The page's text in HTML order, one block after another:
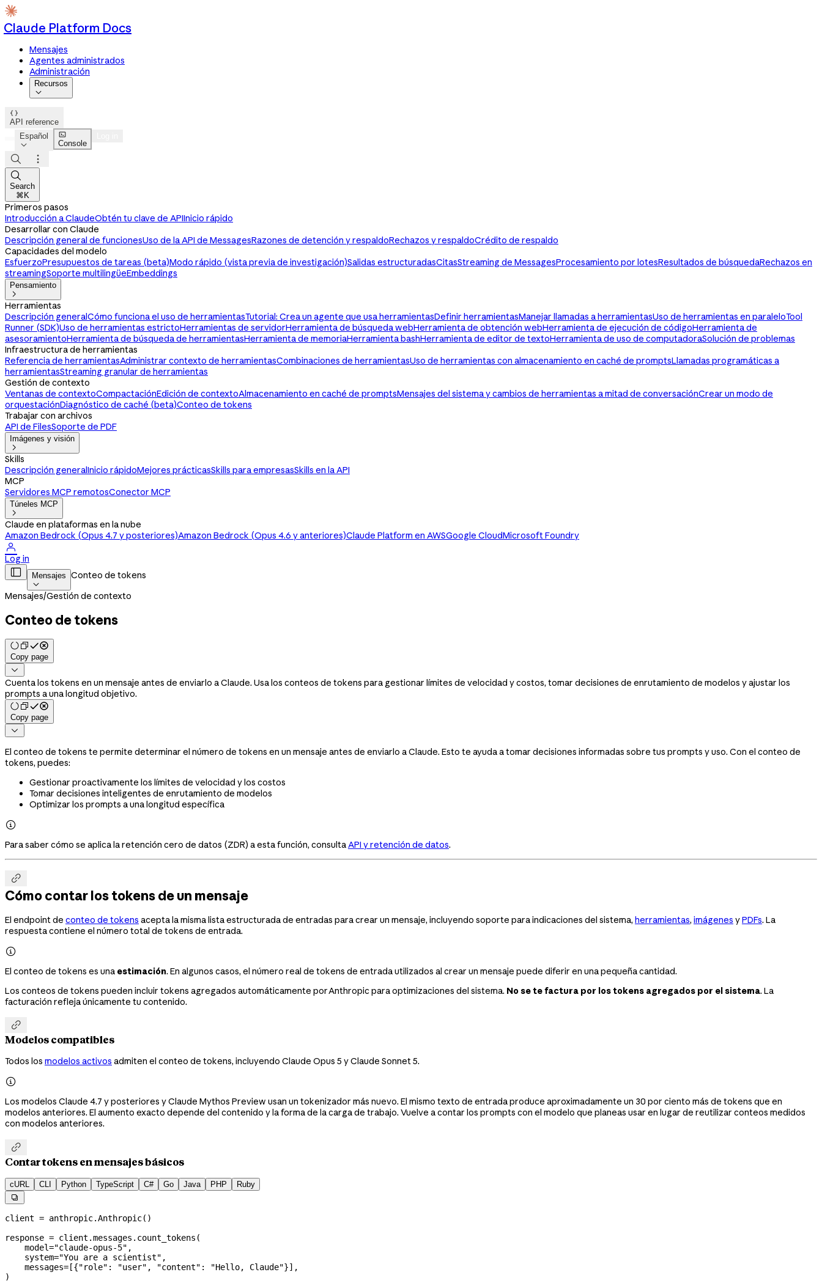
Claude Platform Docs
Mensajes
Agentes administrados
Administración
Recursos


API reference
Español


Console



Search
⌘K
Primeros pasos
Introducción a ClaudeObtén tu clave de APIInicio rápido
Desarrollar con Claude
Descripción general de funcionesUso de la API de MessagesRazones de detención y respaldoRechazos y respaldoCrédito de respaldo
Capacidades del modelo
EsfuerzoPresupuestos de tareas (beta)Modo rápido (vista previa de investigación)Salidas estructuradasCitasStreaming de MessagesProcesamiento por lotesResultados de búsquedaRechazos en
streamingSoporte multilingüeEmbeddings
Pensamiento

Herramientas
Descripción generalCómo funciona el uso de herramientasTutorial: Crea un agente que usa herramientasDefinir herramientasManejar llamadas a herramientasUso de herramientas en paraleloTool
Runner (SDK)Uso de herramientas estrictoHerramientas de servidorHerramienta de búsqueda webHerramienta de obtención webHerramienta de ejecución de códigoHerramienta de
asesoramientoHerramienta de búsqueda de herramientasHerramienta de memoriaHerramienta bashHerramienta de editor de textoHerramienta de uso de computadoraSolución de problemas
Infraestructura de herramientas
Referencia de herramientasAdministrar contexto de herramientasCombinaciones de herramientasUso de herramientas con almacenamiento en caché de promptsLlamadas programáticas a
herramientasStreaming granular de herramientas
Gestión de contexto
Ventanas de contextoCompactaciónEdición de contextoAlmacenamiento en caché de promptsMensajes del sistema y cambios de herramientas a mitad de conversaciónCrear un modo de
orquestaciónDiagnóstico de caché (beta)Conteo de tokens
Trabajar con archivos
API de FilesSoporte de PDF
Imágenes y visión

Skills
Descripción generalInicio rápidoMejores prácticasSkills para empresasSkills en la API
MCP
Servidores MCP remotosConector MCP
Túneles MCP

Claude en plataformas en la nube
Amazon Bedrock (Opus 4.7 y posteriores)Amazon Bedrock (Opus 4.6 y anteriores)Claude Platform en AWSGoogle CloudMicrosoft Foundry

Log in
 Mensajes

Conteo de tokens
Mensajes/Gestión de contexto
Conteo de tokens
Copy page

Cuenta los tokens en un mensaje antes de enviarlo a Claude. Usa los conteos de tokens para gestionar límites de velocidad y costos, tomar decisiones de enrutamiento de modelos y ajustar los
prompts a una longitud objetivo.
Copy page

El conteo de tokens te permite determinar el número de tokens en un mensaje antes de enviarlo a Claude. Esto te ayuda a tomar decisiones informadas sobre tus prompts y uso. Con el conteo de
tokens, puedes:
Gestionar proactivamente los límites de velocidad y los costos
Tomar decisiones inteligentes de enrutamiento de modelos
Optimizar los prompts a una longitud específica

Para saber cómo se aplica la retención cero de datos (ZDR) a esta función, consultaAPI y retención de datos.

Cómo contar los tokens de un mensaje
El endpoint de conteo de tokens acepta la misma lista estructurada de entradas para crear un mensaje, incluyendo soporte para indicaciones del sistema, herramientas, imágenes yPDFs. La
respuesta contiene el número total de tokens de entrada.

El conteo de tokens es una estimación. En algunos casos, el número real de tokens de entrada utilizados al crear un mensaje puede diferir en una pequeña cantidad.
Los conteos de tokens pueden incluir tokens agregados automáticamente por Anthropic para optimizaciones del sistema. No se te factura por los tokens agregados por el sistema. La
facturación refleja únicamente tu contenido.

Modelos compatibles
Todos los modelos activos admiten el conteo de tokens, incluyendo Claude Opus 5 y Claude Sonnet 5.

Los modelos Claude 4.7 y posteriores y Claude Mythos Preview usan un tokenizador más nuevo. El mismo texto de entrada produce aproximadamente un 30 por ciento más de tokens que en
modelos anteriores. El aumento exacto depende del contenido y la forma de la carga de trabajo. Vuelve a contar los prompts con el modelo que planeas usar en lugar de reutilizar conteos medidos
con modelos anteriores.

Contar tokens en mensajes básicos
cURL CLI Python TypeScript C# Go Java PHP Ruby

client = anthropic.Anthropic()
response = client.messages.count_tokens(
    model
="claude-opus-5" ,
    system
="You are a scientist" ,
    messages
= [{"role" : "user" , "content" : "Hello, Claude"}],
)